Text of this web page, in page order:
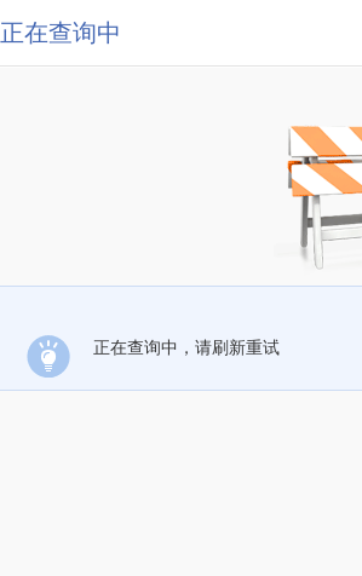
正在查询中
正在查询中，请刷新重试